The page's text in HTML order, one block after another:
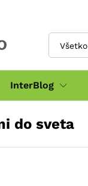
Všetko
InterBlog
do sveta